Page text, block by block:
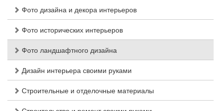
Фото дизайна и декора интерьеров
Фото исторических интерьеров
Фото ландшафтного дизайна
Дизайн интерьера своими руками
Строительные и отделочные материалы